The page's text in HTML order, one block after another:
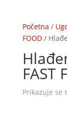
Početna /
FOOD/
FAST
Prikazuje se